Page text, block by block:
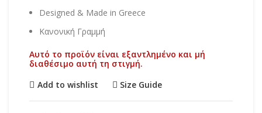
Designed & Made in Greece
Κανονική Γραμμή
Αυτό το προϊόν είναι εξαντλημένο και μή
διαθέσιμο αυτή τη στιγμή.
Add to wishlist
Size Guide